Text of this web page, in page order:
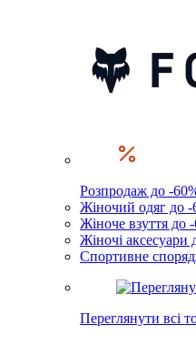
Розпродаж до -
Жіночий одяг до -
Жіноче взуття до
Жіночі аксесуари
Спортивне
Переглянути всі